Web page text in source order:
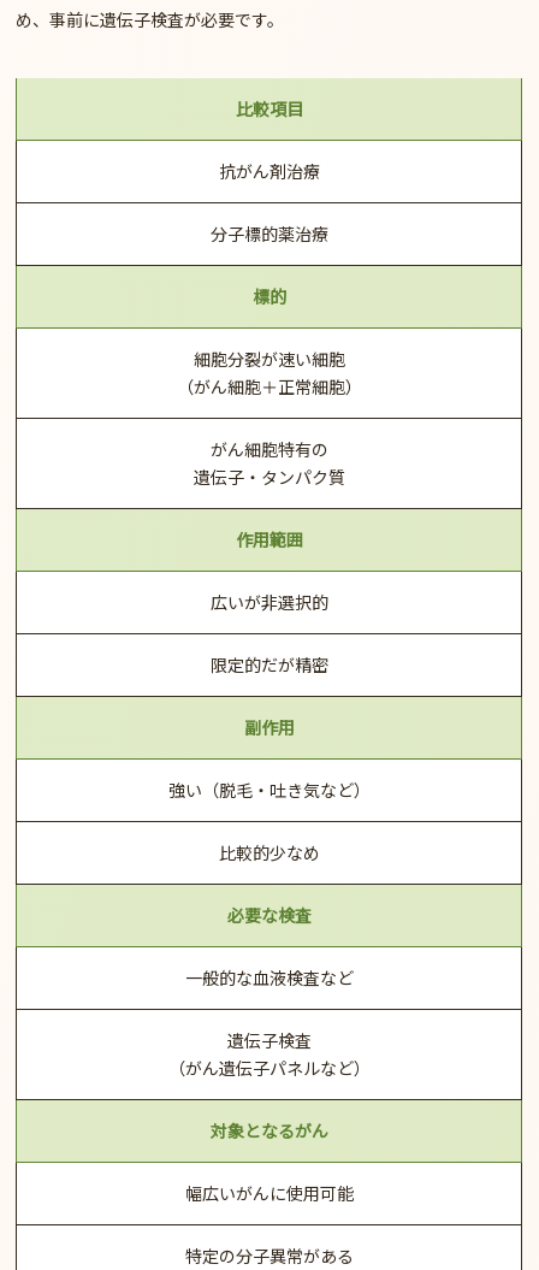
め、事前に遺伝子検査が必要です。
比較項目
抗がん剤治療
分子標的薬治療
標的
細胞分裂が速い細胞
（がん細胞＋正常細胞）
がん細胞特有の
遺伝子・タンパク質
作用範囲
広いが非選択的
限定的だが精密
副作用
強い（脱毛・吐き気など）
比較的少なめ
必要な検査
一般的な血液検査など
遺伝子検査
（がん遺伝子パネルなど）
対象となるがん
幅広いがんに使用可能
特定の分子異常がある